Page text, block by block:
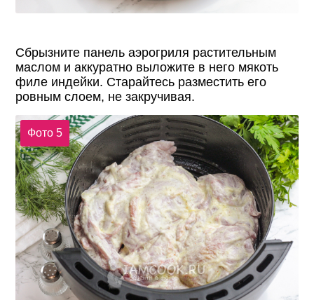
Сбрызните панель аэрогриля растительным
маслом и аккуратно выложите в него мякоть
филе индейки. Старайтесь разместить его
ровным слоем, не закручивая.
Фото 5